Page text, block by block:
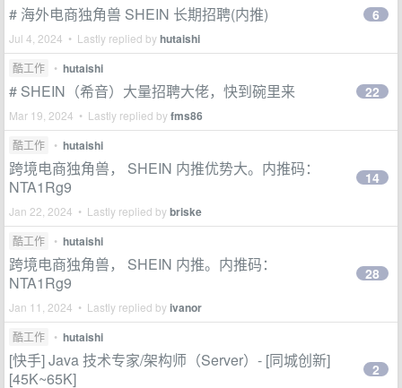
# 海外电商独角兽 SHEIN 长期招聘(内推)
Jul 4, 2024 • Lastly replied byhutaishi
6
酷工作 • hutaishi
# SHEIN（希音）大量招聘大佬，快到碗里来
Mar 19, 2024 • Lastly replied byfms86
22
酷工作 • hutaishi
跨境电商独角兽， SHEIN 内推优势大。内推码：
NTA1Rg9
Jan 22, 2024 • Lastly replied bybriske
14
酷工作 • hutaishi
跨境电商独角兽， SHEIN 内推。内推码：
NTA1Rg9
Jan 11, 2024 • Lastly replied byivanor
28
酷工作 • hutaishi
[快手] Java 技术专家/架构师（Server）- [同城创新]
[45K~65K]
2